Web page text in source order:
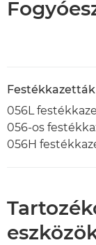
Festékkazetták
056L
056-os
056H